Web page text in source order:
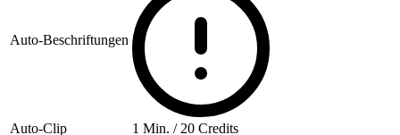
Auto-Beschriftungen
Auto-Clip
1 Min. / 20 Credits